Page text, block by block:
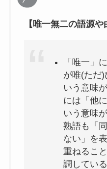
FOMCとは？
四面楚歌(しめ
文も詳しく解説
完全無欠(かん
例文をわかり
【唯一無二の語源や
「唯一」
が唯(ただ)
いう意味
には「他
いう意味
熟語も「
ない」を
重ねるこ
調している